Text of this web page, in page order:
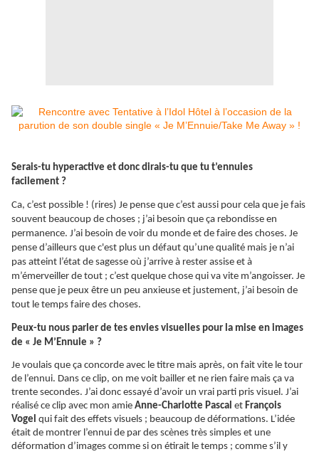
Serais-tu hyperactive et donc dirais-tu que tu t’ennuies
facilement ?
Ca, c’est possible ! (rires) Je pense que c’est aussi pour cela que je fais
souvent beaucoup de choses ; j’ai besoin que ça rebondisse en
permanence. J’ai besoin de voir du monde et de faire des choses. Je
pense d’ailleurs que c'est plus un défaut qu’une qualité mais je n’ai
pas atteint l’état de sagesse où j’arrive à rester assise et à
m’émerveiller de tout ; c’est quelque chose qui va vite m’angoisser. Je
pense que je peux être un peu anxieuse et justement, j’ai besoin de
tout le temps faire des choses.
Peux-tu nous parler de tes envies visuelles pour la mise en images
de « Je M’Ennuie » ?
Je voulais que ça concorde avec le titre mais après, on fait vite le tour
de l’ennui. Dans ce clip, on me voit bailler et ne rien faire mais ça va
trente secondes. J’ai donc essayé d’avoir un vrai parti pris visuel. J’ai
réalisé ce clip avec mon amie Anne-Charlotte Pascal et François
Vogel qui fait des effets visuels ; beaucoup de déformations. L’idée
était de montrer l’ennui de par des scènes très simples et une
déformation d’images comme si on étirait le temps ; comme s’il y